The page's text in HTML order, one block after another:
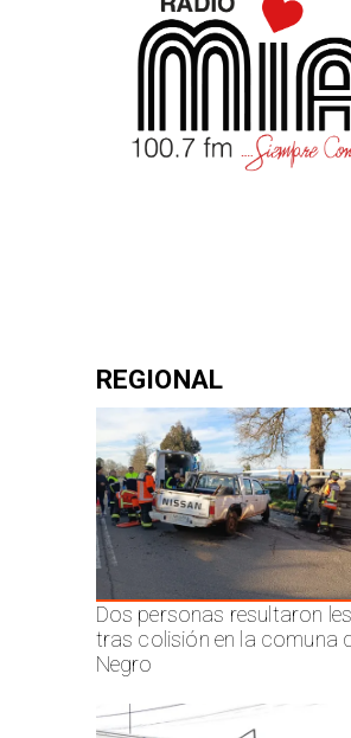
REGIONAL
Dos personas resultaron
tras colisión en la comuna
Negro